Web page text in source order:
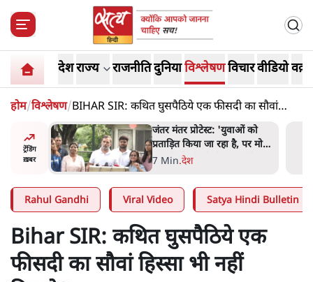
देशराज्य राजनीतिदुनियाविश्लेषणविचारवीडियो
होम/विश्लेषण/BIHAR SIR: कथित घुसपैठिये एक फीसदी का सौवां
हिस्सा भी नहीं निकले?
ट्रेंडिंग
ख़बर
पर मोदी-
'अमित शाह के संसद में आने पर
विचार करे सरकार': राज्यसभा
सभापति ने केंद्र से कहा
5 Min.देश
Rahul Gandhi Viral Video Satya Hindi Bulletin
Bihar SIR: कथित घुसपैठिये एक
फीसदी का सौवां हिस्सा भी नहीं